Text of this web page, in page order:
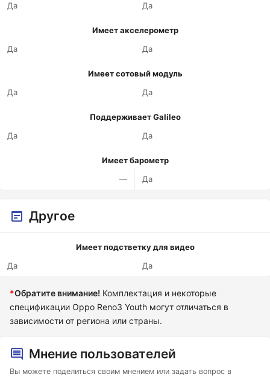
Да
Да
Имеет акселерометр
Да
Да
Имеет сотовый модуль
Да
Да
Поддерживает Galileo
Да
Да
Имеет барометр
—
Да
Другое
Имеет подстветку для видео
Да
Да
*Обратите внимание! Комплектация и некоторые
спецификации Oppo Reno3 Youth могут отличаться в
зависимости от региона или страны.
Мнение пользователей
Вы можете поделиться своим мнением или задать вопрос в